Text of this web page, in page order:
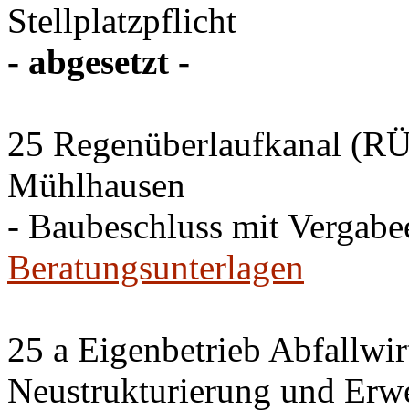
Stellplatzpflicht
- abgesetzt -
25 Regenüberlaufkanal
Mühlhausen
- Baubeschluss mit
Beratungsunterlagen
25 a Eigenbetrieb
Neustrukturierung und